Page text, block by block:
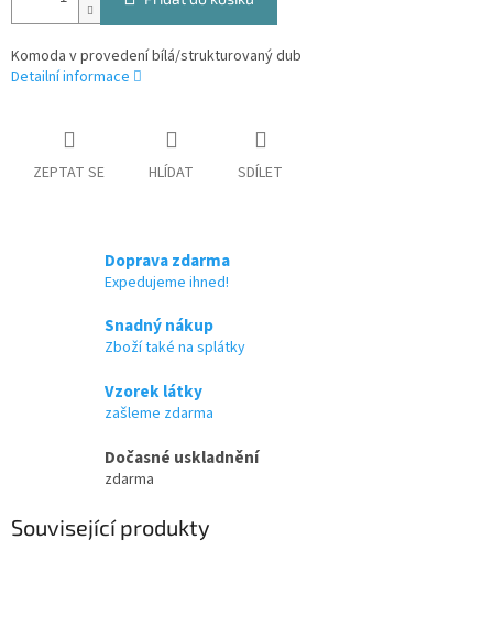
Komoda v provedení bílá/strukturovaný dub
Detailní informace
ZEPTAT SE HLÍDAT SDÍLET
Doprava zdarma
Expedujeme ihned!
Snadný nákup
Zboží také na splátky
Vzorek látky
zašleme zdarma
Dočasné uskladnění
zdarma
Související produkty